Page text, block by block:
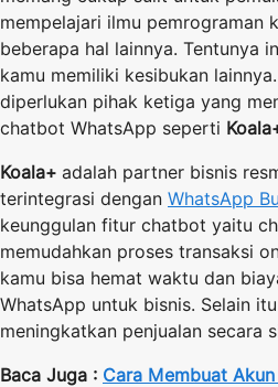
mempelajari ilmu pemrograman
beberapa hal lainnya. Tentunya
kamu memiliki kesibukan
diperlukan pihak ketiga yang
chatbot WhatsApp seperti
Koala+ adalah partner bisnis
terintegrasi dengan WhatsApp
keunggulan fitur chatbot yaitu
memudahkan proses transaksi
kamu bisa hemat waktu dan
WhatsApp untuk bisnis. Selain
meningkatkan penjualan secara
Baca Juga : Cara Membuat